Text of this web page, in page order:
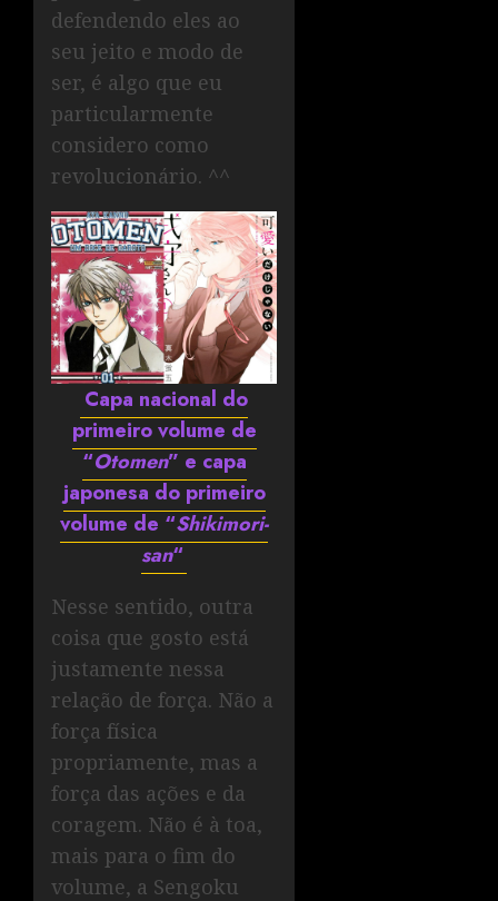
defendendo eles ao
seu jeito e modo de
ser, é algo que eu
particularmente
considero como
revolucionário. ^^
Capa nacional do
primeiro volume de
“Otomen” e capa
japonesa do primeiro
volume de “Shikimori-
san“
Nesse sentido, outra
coisa que gosto está
justamente nessa
relação de força. Não a
força física
propriamente, mas a
força das ações e da
coragem. Não é à toa,
mais para o fim do
volume, a Sengoku